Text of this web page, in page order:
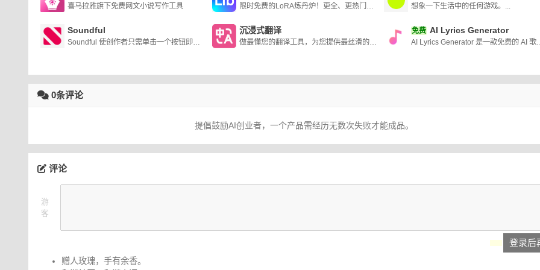
喜马拉雅旗下免费网文小说写作工具 限时免费的LoRA炼丹炉！更全、更热门的素材，为所有AI绘画者提供更得心应手的平台，持续深耕专业领域。 想象一下生活中的任何游戏。...
Soundful
Soundful 使创作者只需单击一个按钮即可生成免版税曲目。Soundful 音乐的音质如此丰富，你不会相信它是用 AI 制作的。但是，不要相信我们的话。试一试！
沉浸式翻译
做最懂您的翻译工具，为您提供最丝滑的翻译体验
免费 AI Lyrics Generator
AI Lyrics Generator 是一款免费的 AI 歌词创作工具。它可以快速生成各种风格的
0条评论
提倡鼓励AI创业者，一个产品需经历无数次失败才能成品。
评论
游
客
登录后
赠人玫瑰，手有余香。